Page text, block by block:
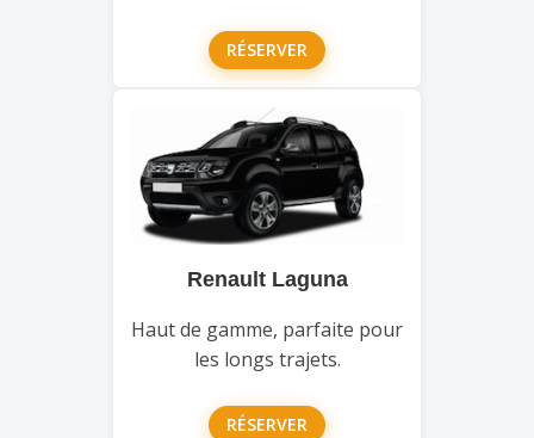
RÉSERVER
Renault Laguna
Haut de gamme, parfaite pour
les longs trajets.
RÉSERVER